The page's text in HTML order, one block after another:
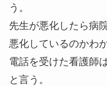
う。
先生が悪化したら病
悪化しているのかわ
電話を受けた看護師
と言う。